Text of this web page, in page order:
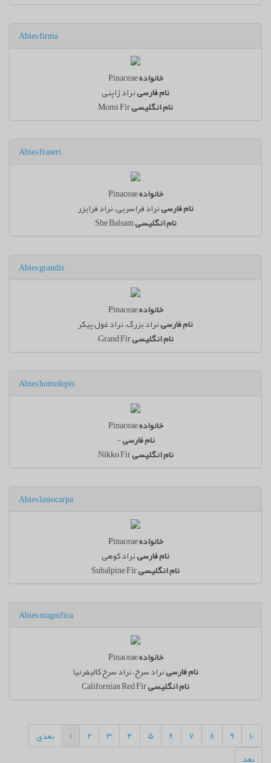
Abies firma
خانوادهPinaceae
نام فارسینراد ژاپنی
نام انگلیسیMomi Fir
Abies fraseri
خانوادهPinaceae
نام فارسینراد فراسریی، نراد فرایزر
نام انگلیسیShe Balsam
Abies grandis
خانوادهPinaceae
نام فارسینراد بزرگ، نراد غول پیکر
نام انگلیسیGrand Fir
Abies homolepis
خانوادهPinaceae
نام فارسی-
نام انگلیسیNikko Fir
Abies lasiocarpa
خانوادهPinaceae
نام فارسینراد کوهی
نام انگلیسیSubalpine Fir
Abies magnifica
خانوادهPinaceae
نام فارسینراد سرخ، نراد سرخ کالیفرنیا
نام انگلیسیCalifornian Red Fir
10
9
8
7
6
5
4
3
2
1
بعدی
بعد